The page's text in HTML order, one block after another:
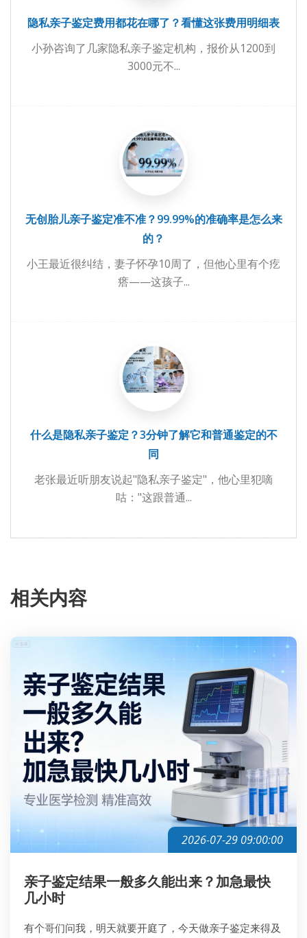
隐私亲子鉴定费用都花在哪了？看懂这张费用明细表
小孙咨询了几家隐私亲子鉴定机构，报价从1200到
3000元不...
无创胎儿亲子鉴定准不准？99.99%的准确率是怎么来
的？
小王最近很纠结，妻子怀孕10周了，但他心里有个疙
瘩——这孩子...
什么是隐私亲子鉴定？3分钟了解它和普通鉴定的不
同
老张最近听朋友说起"隐私亲子鉴定"，他心里犯嘀
咕："这跟普通...
相关内容
2026-07-29 09:00:00
亲子鉴定结果一般多久能出来？加急最快
几小时
有个哥们问我，明天就要开庭了，今天做亲子鉴定来得及